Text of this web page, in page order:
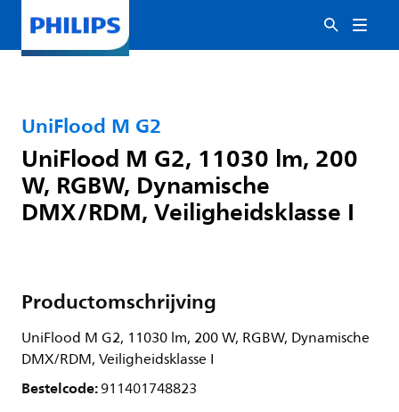
UniFlood M G2
UniFlood M G2, 11030 lm, 200
W, RGBW, Dynamische
DMX/RDM, Veiligheidsklasse I
Productomschrijving
UniFlood M G2, 11030 lm, 200 W, RGBW, Dynamische
DMX/RDM, Veiligheidsklasse I
Bestelcode:911401748823